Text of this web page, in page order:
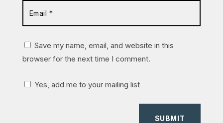
Save my name, email, and website in this
browser for the next time I comment.
Yes, add me to your mailing list
SUBMIT